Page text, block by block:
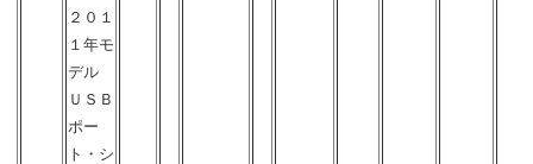
２０１
１年モ
デル
ＵＳＢ
ポー
ト・シ